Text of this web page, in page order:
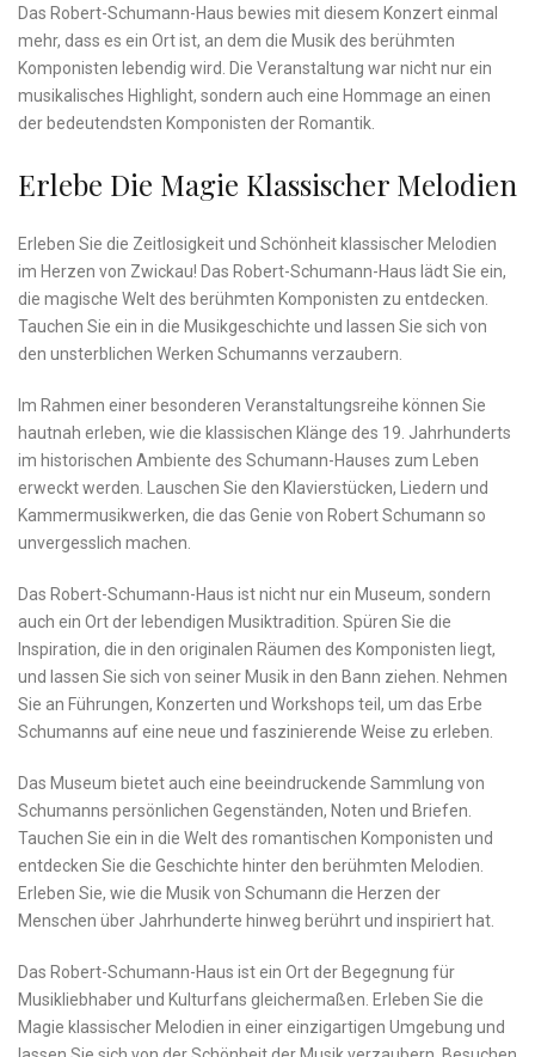
Das Robert-Schumann-Haus bewies mit ⁤diesem Konzert einmal
mehr,⁢ dass ​es ein Ort ist, an dem die‌ Musik des​ berühmten
Komponisten lebendig⁣ wird. Die ⁤Veranstaltung war nicht‌ nur ​ein
musikalisches Highlight, sondern⁤ auch eine Hommage an einen
⁤der bedeutendsten⁣ Komponisten der Romantik.
Erlebe Die Magie ​klassischer Melodien
Erleben Sie die ​Zeitlosigkeit und Schönheit ⁣klassischer Melodien
im Herzen von Zwickau!‍ Das Robert-Schumann-Haus lädt Sie ein,‍
die‌ magische‌ Welt des berühmten Komponisten zu entdecken.‌
Tauchen Sie ein in die Musikgeschichte und lassen Sie sich von
den unsterblichen Werken Schumanns verzaubern.
Im Rahmen ⁢einer besonderen Veranstaltungsreihe können Sie
hautnah erleben, wie die klassischen‍ Klänge ⁤des 19. Jahrhunderts
im historischen Ambiente des Schumann-Hauses⁢ zum Leben
erweckt werden. ‍Lauschen Sie ​den Klavierstücken, Liedern und
Kammermusikwerken, die das Genie von ‌Robert Schumann so
⁣unvergesslich machen.
Das⁢ Robert-Schumann-Haus ist nicht nur ‍ein Museum, sondern
auch ein ​Ort ​der lebendigen Musiktradition. Spüren Sie ‌die
Inspiration, die in den originalen Räumen des​ Komponisten liegt,
und lassen Sie sich von seiner Musik in den Bann ziehen.⁣ Nehmen
Sie an Führungen, Konzerten und Workshops teil, um das Erbe‍
Schumanns ​auf eine neue und faszinierende Weise ‍zu erleben.
Das ⁣Museum bietet auch eine beeindruckende​ Sammlung von
Schumanns persönlichen Gegenständen, Noten und Briefen.
Tauchen Sie ein in die Welt⁤ des romantischen Komponisten und
⁣entdecken​ Sie die Geschichte hinter den ⁢berühmten Melodien.
‍Erleben ‌Sie, wie die Musik von Schumann die Herzen der
⁣Menschen über Jahrhunderte hinweg berührt⁣ und inspiriert hat.
Das Robert-Schumann-Haus ist ‍ein Ort der Begegnung für ​
Musikliebhaber und Kulturfans gleichermaßen. Erleben Sie die
Magie klassischer Melodien⁢ in einer einzigartigen Umgebung und